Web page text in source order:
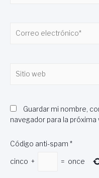
electrónico*
web
Guardar mi nombre,
navegador para la
Código anti-spam *
cinco + = once